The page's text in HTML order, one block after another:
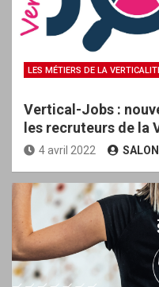
LES MÉTIERS DE LA
Vertical-Jobs :
les recruteurs de la
4 avril 2022